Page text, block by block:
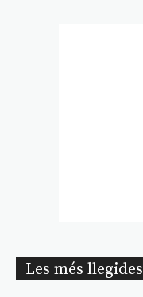
Les més llegides